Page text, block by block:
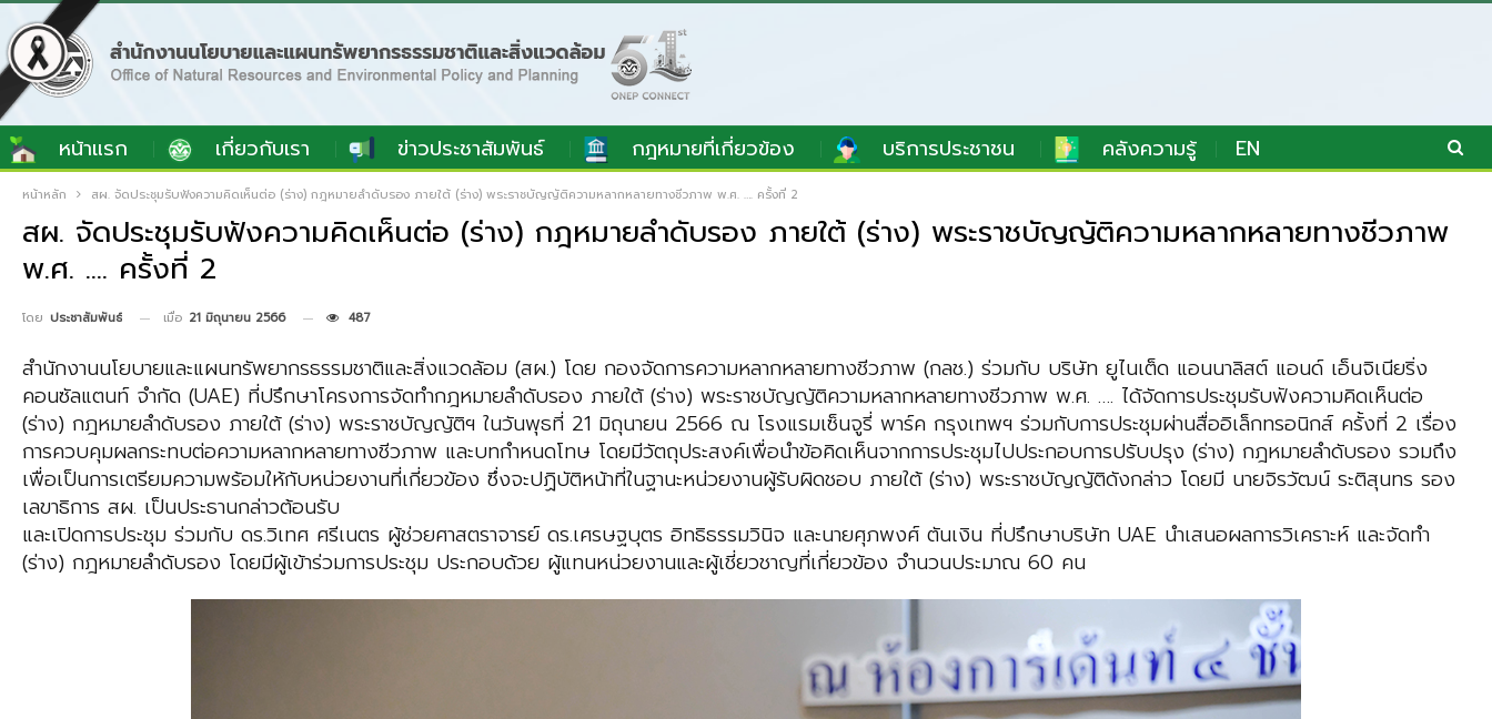
หน้าแรก เกี่ยวกับเรา ข่าวประชาสัมพันธ์ กฎหมายที่เกี่ยวข้อง บริการประชาชน คลังความรู้ EN
หน้าหลัก สผ. จัดประชุมรับฟังความคิดเห็นต่อ (ร่าง) กฎหมายลำดับรอง ภายใต้ (ร่าง) พระราชบัญญัติความหลากหลายทางชีวภาพ พ.ศ. …. ครั้งที่ 2
สผ. จัดประชุมรับฟังความคิดเห็นต่อ (ร่าง) กฎหมายลำดับรอง ภายใต้ (ร่าง) พระราชบัญญัติความหลากหลายทางชีวภาพ
พ.ศ. …. ครั้งที่ 2
โดย ประชาสัมพันธ์ เมื่อ 21 มิถุนายน 2566 487
สำนักงานนโยบายและแผนทรัพยากรธรรมชาติและสิ่งแวดล้อม (สผ.) โดย กองจัดการความหลากหลายทางชีวภาพ (กลช.) ร่วมกับ บริษัท ยูไนเต็ด แอนนาลิสต์ แอนด์ เอ็นจิเนียริ่ง
คอนซัลแตนท์ จำกัด (UAE) ที่ปรึกษาโครงการจัดทำกฎหมายลำดับรอง ภายใต้ (ร่าง) พระราชบัญญัติความหลากหลายทางชีวภาพ พ.ศ. …. ได้จัดการประชุมรับฟังความคิดเห็นต่อ
(ร่าง) กฎหมายลำดับรอง ภายใต้ (ร่าง) พระราชบัญญัติฯ ในวันพุธที่ 21 มิถุนายน 2566 ณ โรงแรมเซ็นจูรี่ พาร์ค กรุงเทพฯ ร่วมกับการประชุมผ่านสื่ออิเล็กทรอนิกส์ ครั้งที่ 2 เรื่อง
การควบคุมผลกระทบต่อความหลากหลายทางชีวภาพ และบทกำหนดโทษ โดยมีวัตถุประสงค์เพื่อนำข้อคิดเห็นจากการประชุมไปประกอบการปรับปรุง (ร่าง) กฎหมายลำดับรอง รวมถึง
เพื่อเป็นการเตรียมความพร้อมให้กับหน่วยงานที่เกี่ยวข้อง ซึ่งจะปฏิบัติหน้าที่ในฐานะหน่วยงานผู้รับผิดชอบ ภายใต้ (ร่าง) พระราชบัญญัติดังกล่าว โดยมี นายจิรวัฒน์ ระติสุนทร รอง
เลขาธิการ สผ. เป็นประธานกล่าวต้อนรับ
และเปิดการประชุม ร่วมกับ ดร.วิเทศ ศรีเนตร ผู้ช่วยศาสตราจารย์ ดร.เศรษฐบุตร อิทธิธรรมวินิจ และนายศุภพงศ์ ตันเงิน ที่ปรึกษาบริษัท UAE นำเสนอผลการวิเคราะห์ และจัดทำ
(ร่าง) กฎหมายลำดับรอง โดยมีผู้เข้าร่วมการประชุม ประกอบด้วย ผู้แทนหน่วยงานและผู้เชี่ยวชาญที่เกี่ยวข้อง จำนวนประมาณ 60 คน